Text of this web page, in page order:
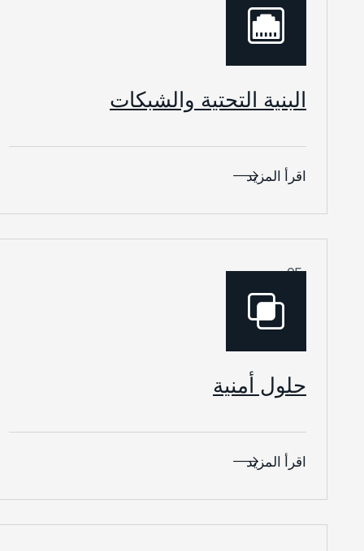
البنية التحتية والشبكات
اقرأ المزيد
حلول أمنية
اقرأ المزيد